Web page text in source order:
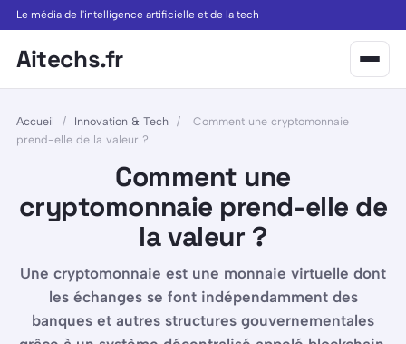
Le média de l'intelligence artificielle et de la tech
Aitechs.fr
Accueil / Innovation & Tech /
Comment une cryptomonnaie
prend-elle de la valeur ?
Comment une
cryptomonnaie prend-elle de
la valeur ?
Une cryptomonnaie est une monnaie virtuelle dont
les échanges se font indépendamment des
banques et autres structures gouvernementales